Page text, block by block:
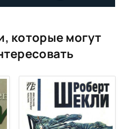
которые могут